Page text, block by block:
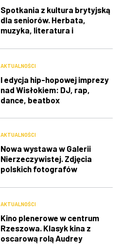
Spotkania z kultura brytyjską
dla seniorów. Herbata,
muzyka, literatura i
AKTUALNOŚCI
I edycja hip-hopowej imprezy
nad Wisłokiem: DJ, rap,
dance, beatbox
AKTUALNOŚCI
Nowa wystawa w Galerii
Nierzeczywistej. Zdjęcia
polskich fotografów
AKTUALNOŚCI
Kino plenerowe w centrum
Rzeszowa. Klasyk kina z
oscarową rolą Audrey